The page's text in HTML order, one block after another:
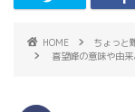
HOME
ちょっと
喜望峰の意味や由